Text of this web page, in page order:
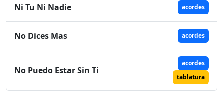
Ni Tu Ni Nadie acordes
No Dices Mas acordes
No Puedo Estar Sin Ti
acordes
tablatura